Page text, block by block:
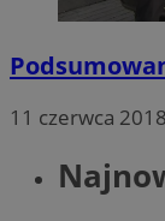
11 czerwca